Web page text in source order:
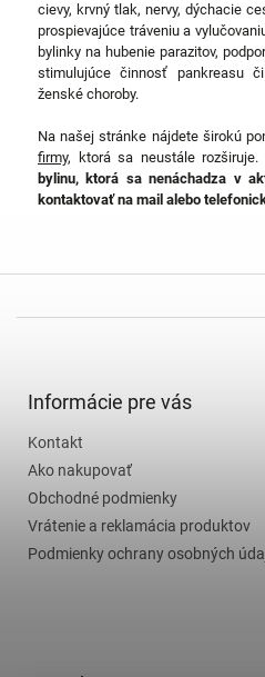
cievy, krvný tlak, nervy, dýchacie
prospievajúce tráveniu a
bylinky na hubenie parazitov,
stimulujúce činnosť pankreasu
ženské choroby.
Na našej stránke nájdete širokú
firmy, ktorá sa neustále rozširuje.
bylinu, ktorá sa nenáchadza v
kontaktovať na mail alebo
Informácie pre vás
Kontakt
Ako nakupovať
Obchodné podmienky
Vrátenie a reklamácia produktov
Podmienky ochrany osobných